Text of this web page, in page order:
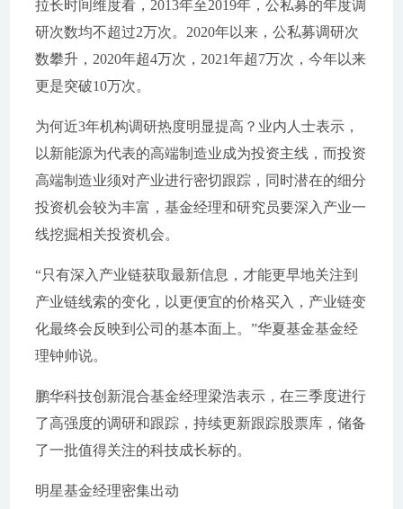
拉长时间维度看，2013年至2019年，公私募的年度调
研次数均不超过2万次。2020年以来，公私募调研次
数攀升，2020年超4万次，2021年超7万次，今年以来
更是突破10万次。
为何近3年机构调研热度明显提高？业内人士表示，
以新能源为代表的高端制造业成为投资主线，而投资
高端制造业须对产业进行密切跟踪，同时潜在的细分
投资机会较为丰富，基金经理和研究员要深入产业一
线挖掘相关投资机会。
“只有深入产业链获取最新信息，才能更早地关注到
产业链线索的变化，以更便宜的价格买入，产业链变
化最终会反映到公司的基本面上。”华夏基金基金经
理钟帅说。
鹏华科技创新混合基金经理梁浩表示，在三季度进行
了高强度的调研和跟踪，持续更新跟踪股票库，储备
了一批值得关注的科技成长标的。
明星基金经理密集出动